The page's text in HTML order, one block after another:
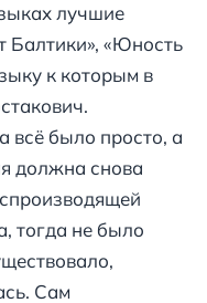
лучшие
Балтики», «Юность
к которым в
всё было просто, а
должна снова
тогда не было
Сам